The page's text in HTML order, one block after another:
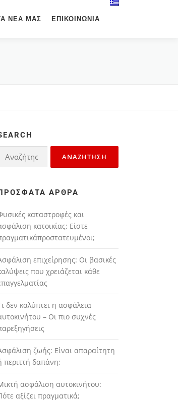
ΝΈΑ ΜΑΣ ΕΠΙΚΟΙΝΩΝΊΑ
ΆΡΘΡΑ
καταστροφές και
κατοικίας: Είστε
επιχείρησης: Οι βασικές
που χρειάζεται κάθε
δεν καλύπτει η ασφάλεια
– Οι πιο συχνές
ζωής: Είναι απαραίτητη
περιττή δαπάνη;
ασφάλιση αυτοκινήτου:
αξίζει πραγματικά;